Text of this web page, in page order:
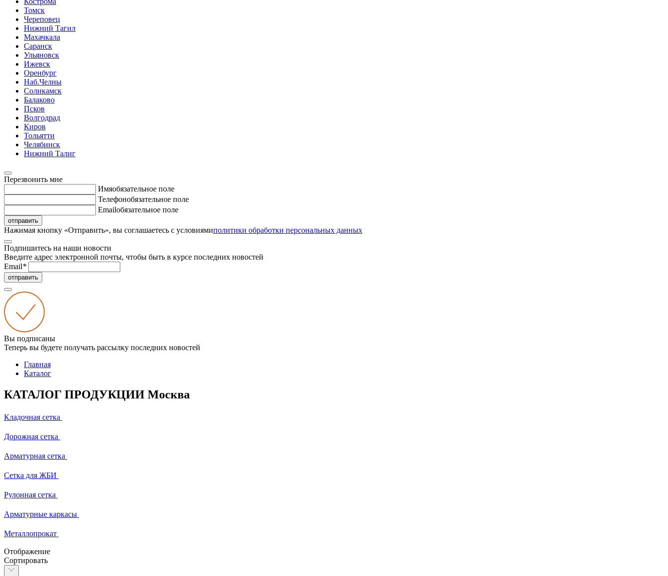
Томск
Череповец
Нижний Тагил
Махачкала
Саранск
Ульяновск
Ижевск
Оренбург
Наб.Челны
Соликамск
Балаково
Псков
Волгодрад
Киров
Тольятти
Челябинск
Нижний Талиг
Перезвонить мне
Имяобязательное поле
Телефонобязательное поле
Emailобязательное поле
отправить
Нажимая кнопку «Отправить», вы соглашаетесь с условиямиполитики обработки персональных данных
Подпишитесь на наши новости
Введите адрес электронной почты, чтобы быть в курсе последних новостей
Email*
отправить
Вы подписаны
Теперь вы будете получать рассылку последних новостей
Главная
Каталог
КАТАЛОГ ПРОДУКЦИИ Москва
Кладочная сетка
Дорожная сетка
Арматурная сетка
Сетка для ЖБИ
Рулонная сетка
Арматурные каркасы
Металлопрокат
Отображение
Сортировать